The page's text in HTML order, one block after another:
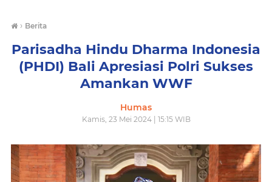
› Berita
Parisadha Hindu Dharma Indonesia
(PHDI) Bali Apresiasi Polri Sukses
Amankan WWF
Humas
Kamis, 23 Mei 2024 | 15:15 WIB